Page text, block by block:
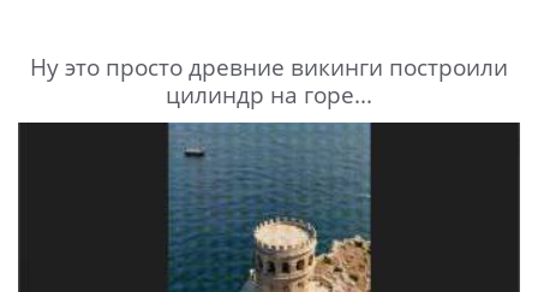
Ну это просто древние викинги построили
цилиндр на горе...